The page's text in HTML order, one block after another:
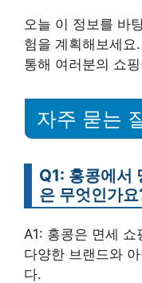
오늘 이 정보를 바
험을 계획해보세
통해 여러분의 쇼
자주 묻는
Q1: 홍콩에서
은 무엇인가
A1: 홍콩은 면세
다양한 브랜드와
다.